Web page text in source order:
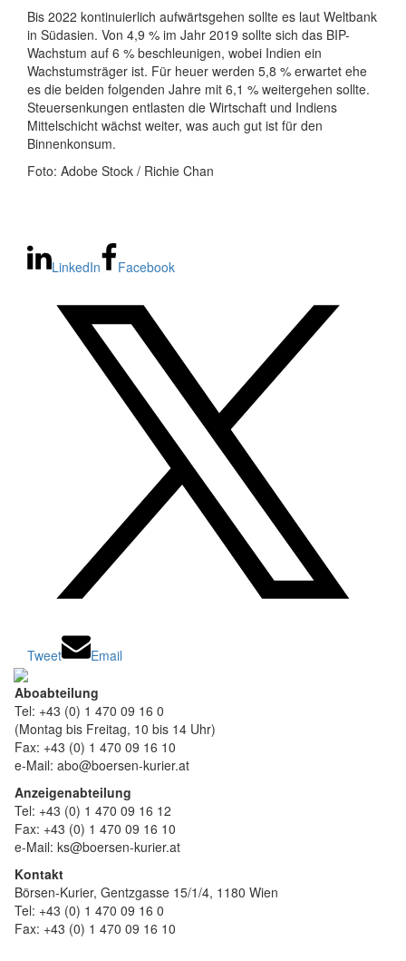
Bis 2022 kontinuierlich aufwärtsgehen sollte es laut Weltbank
in Südasien. Von 4,9 % im Jahr 2019 sollte sich das BIP-
Wachstum auf 6 % beschleunigen, wobei Indien ein
Wachstumsträger ist. Für heuer werden 5,8 % erwartet ehe
es die beiden folgenden Jahre mit 6,1 % weitergehen sollte.
Steuersenkungen entlasten die Wirtschaft und Indiens
Mittelschicht wächst weiter, was auch gut ist für den
Binnenkonsum.
Foto: Adobe Stock / Richie Chan
LinkedIn Facebook
Tweet Email
Aboabteilung
Tel: +43 (0) 1 470 09 16 0
(Montag bis Freitag, 10 bis 14 Uhr)
Fax: +43 (0) 1 470 09 16 10
e-Mail: abo@boersen-kurier.at
Anzeigenabteilung
Tel: +43 (0) 1 470 09 16 12
Fax: +43 (0) 1 470 09 16 10
e-Mail: ks@boersen-kurier.at
Kontakt
Börsen-Kurier, Gentzgasse 15/1/4, 1180 Wien
Tel: +43 (0) 1 470 09 16 0
Fax: +43 (0) 1 470 09 16 10